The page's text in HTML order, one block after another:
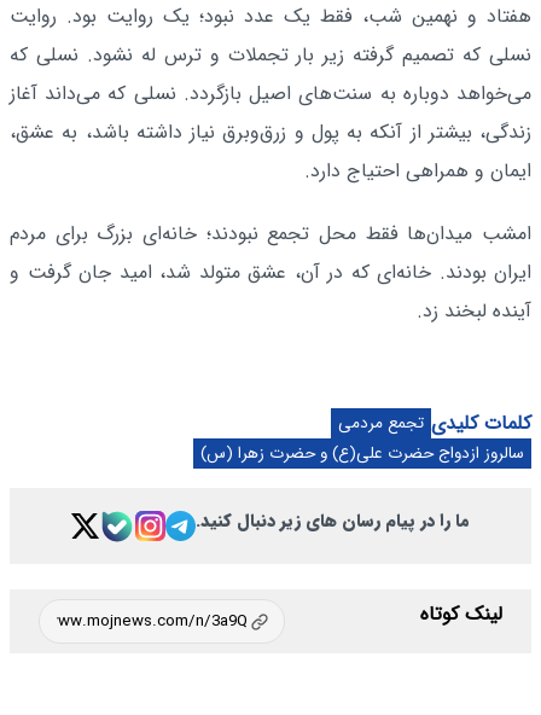
هفتاد و نهمین شب، فقط یک عدد نبود؛ یک روایت بود. روایت
نسلی که تصمیم گرفته زیر بار تجملات و ترس له نشود. نسلی که
می‌خواهد دوباره به سنت‌های اصیل بازگردد. نسلی که می‌داند آغاز
زندگی، بیشتر از آنکه به پول و زرق‌وبرق نیاز داشته باشد، به عشق،
ایمان و همراهی احتیاج دارد.
امشب میدان‌ها فقط محل تجمع نبودند؛ خانه‌ای بزرگ برای مردم
ایران بودند. خانه‌ای که در آن، عشق متولد شد، امید جان گرفت و
آینده لبخند زد.
کلمات کلیدی تجمع مردمی
سالروز ازدواج حضرت علی(ع) و حضرت زهرا (س)
ما را در پیام رسان های زیر دنبال کنید.
لینک کوتاه